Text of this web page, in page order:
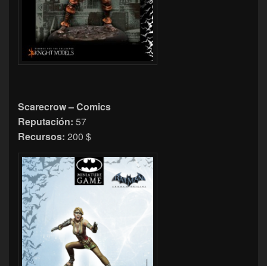
Scarecrow – Comics
Reputación: 57
Recursos: 200 $